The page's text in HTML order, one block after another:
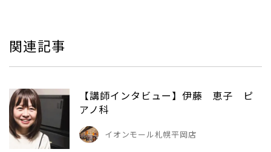
関連記事
【講師インタビュー】伊藤 恵子 ピ
アノ科
イオンモール札幌平岡店